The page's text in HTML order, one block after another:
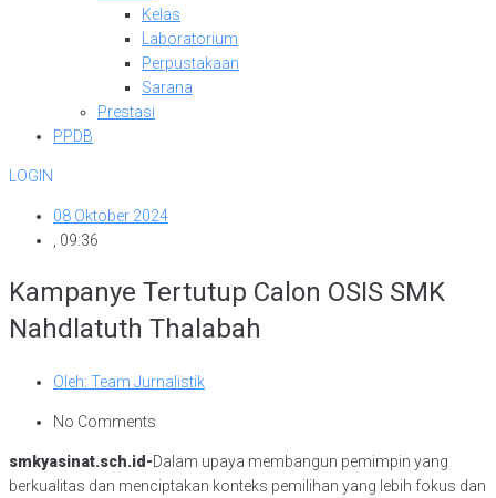
Kelas
Laboratorium
Perpustakaan
Sarana
Prestasi
PPDB
LOGIN
08 Oktober 2024
09:36
Kampanye Tertutup Calon OSIS SMK
Nahdlatuth Thalabah
Oleh: Team Jurnalistik
No Comments
smkyasinat.sch.id-Dalam upaya membangun pemimpin yang
berkualitas dan menciptakan konteks pemilihan yang lebih fokus dan